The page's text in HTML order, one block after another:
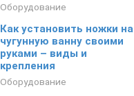
Оборудование
Как установить ножки на
чугунную ванну своими
руками – виды и
крепления
Оборудование